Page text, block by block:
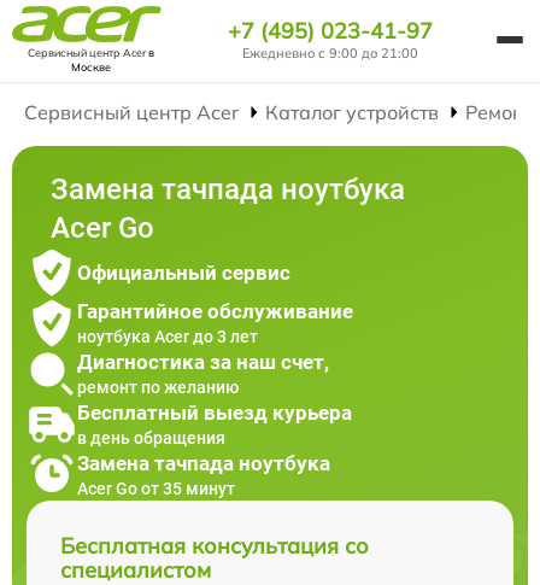
Сервисный центр Acerв
Москве
+7 (495) 023-41-97
Ежедневно с 9:00 до 21:00
Сервисный центр Acer Каталог устройств Ремонт
Замена тачпада ноутбука
Acer Go
Официальный сервис
Гарантийное обслуживание
ноутбука Acer до 3 лет
Диагностика за наш счет,
ремонт по желанию
Бесплатный выезд курьера
в день обращения
Замена тачпада ноутбука
Acer Go от 35 минут
Бесплатная консультация со
специалистом